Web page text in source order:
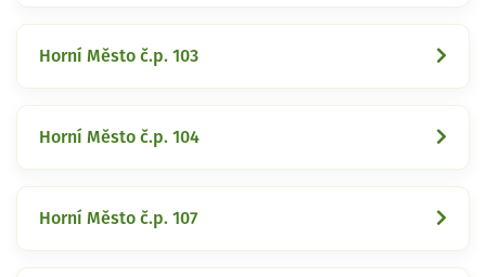
Horní Město č.p. 103
Horní Město č.p. 104
Horní Město č.p. 107